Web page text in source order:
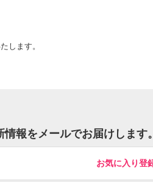
します。
報をメールでお届けします。
お気に入り登